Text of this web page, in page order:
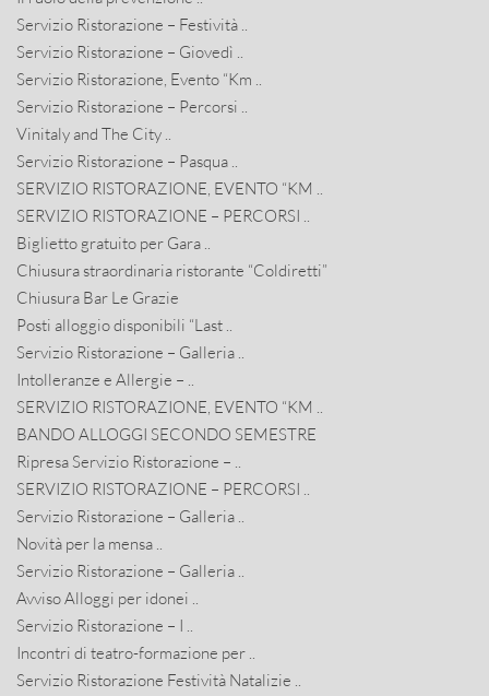
Servizio Ristorazione – Festività ..
Servizio Ristorazione – Giovedì ..
Servizio Ristorazione, Evento “Km ..
Servizio Ristorazione – Percorsi ..
Vinitaly and The City ..
Servizio Ristorazione – Pasqua ..
SERVIZIO RISTORAZIONE, EVENTO “KM ..
SERVIZIO RISTORAZIONE – PERCORSI ..
Biglietto gratuito per Gara ..
Chiusura straordinaria ristorante “Coldiretti”
Chiusura Bar Le Grazie
Posti alloggio disponibili “Last ..
Servizio Ristorazione – Galleria ..
Intolleranze e Allergie – ..
SERVIZIO RISTORAZIONE, EVENTO “KM ..
BANDO ALLOGGI SECONDO SEMESTRE
Ripresa Servizio Ristorazione – ..
SERVIZIO RISTORAZIONE – PERCORSI ..
Servizio Ristorazione – Galleria ..
Novità per la mensa ..
Servizio Ristorazione – Galleria ..
Avviso Alloggi per idonei ..
Servizio Ristorazione – I ..
Incontri di teatro-formazione per ..
Servizio Ristorazione Festività Natalizie ..